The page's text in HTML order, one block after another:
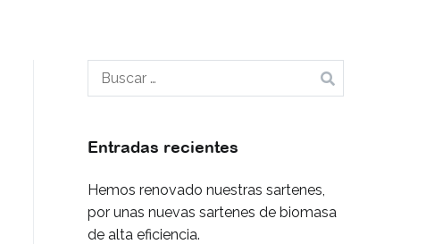
Buscar:
Entradas recientes
Hemos renovado nuestras sartenes,
por unas nuevas sartenes de biomasa
de alta eficiencia.